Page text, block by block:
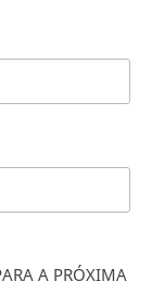
A PRÓXIMA